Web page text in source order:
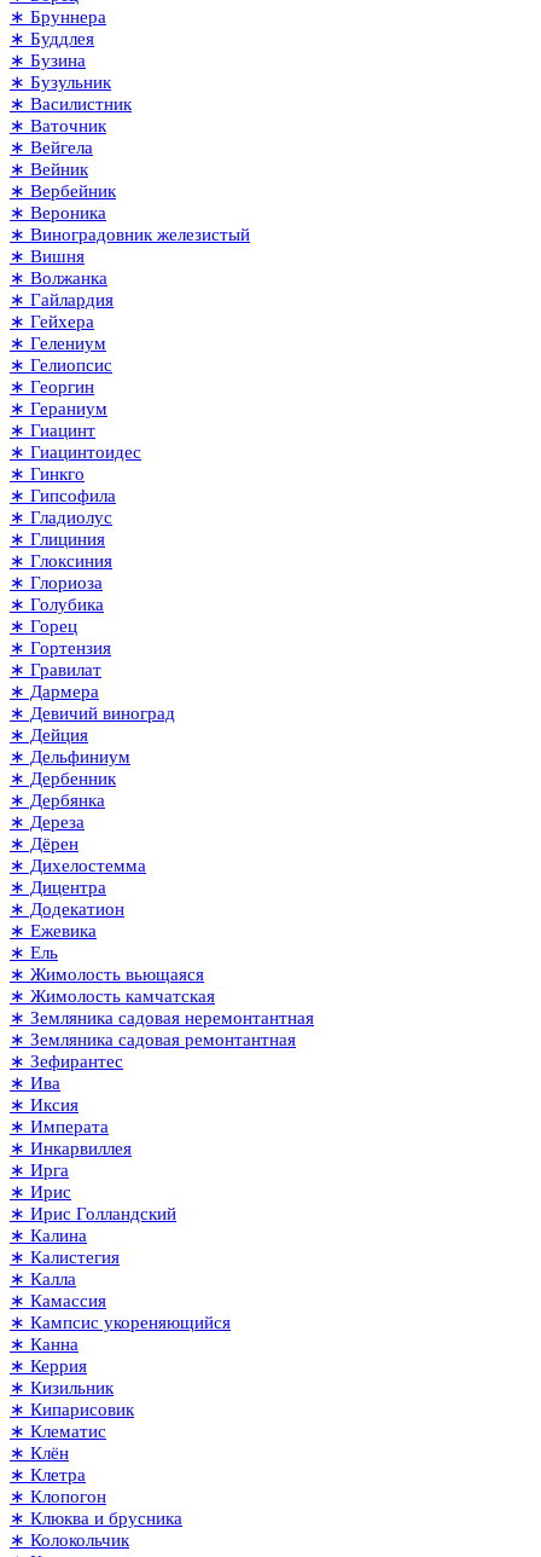
∗ Бруннера
∗ Буддлея
∗ Бузина
∗ Бузульник
∗ Василистник
∗ Ваточник
∗ Вейгела
∗ Вейник
∗ Вербейник
∗ Вероника
∗ Виноградовник железистый
∗ Вишня
∗ Волжанка
∗ Гайлардия
∗ Гейхера
∗ Гелениум
∗ Гелиопсис
∗ Георгин
∗ Гераниум
∗ Гиацинт
∗ Гиацинтоидес
∗ Гинкго
∗ Гипсофила
∗ Гладиолус
∗ Глициния
∗ Глоксиния
∗ Глориоза
∗ Голубика
∗ Горец
∗ Гортензия
∗ Гравилат
∗ Дармера
∗ Девичий виноград
∗ Дейция
∗ Дельфиниум
∗ Дербенник
∗ Дербянка
∗ Дереза
∗ Дёрен
∗ Дихелостемма
∗ Дицентра
∗ Додекатион
∗ Ежевика
∗ Ель
∗ Жимолость вьющаяся
∗ Жимолость камчатская
∗ Земляника садовая неремонтантная
∗ Земляника садовая ремонтантная
∗ Зефирантес
∗ Ива
∗ Иксия
∗ Императа
∗ Инкарвиллея
∗ Ирга
∗ Ирис
∗ Ирис Голландский
∗ Калина
∗ Калистегия
∗ Калла
∗ Камассия
∗ Кампсис укореняющийся
∗ Канна
∗ Керрия
∗ Кизильник
∗ Кипарисовик
∗ Клематис
∗ Клён
∗ Клетра
∗ Клопогон
∗ Клюква и брусника
∗ Колокольчик